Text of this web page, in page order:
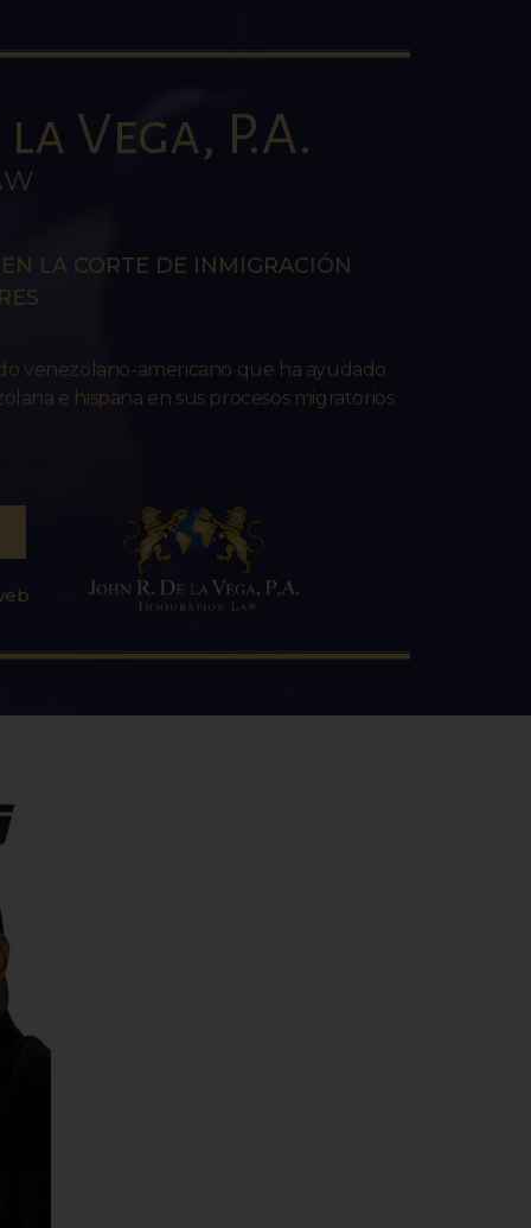
Vega, P.A.
LA CORTE DE INMIGRACIÓN
venezolano-americano que ha ayudado
e hispana en sus procesos migratorios